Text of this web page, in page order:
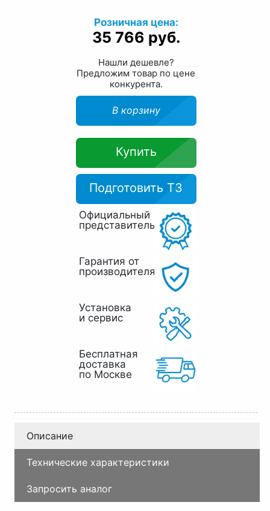
Розничная цена:
35 766 руб.
Нашли дешевле?
Предложим товар по цене
конкурента.
В корзину
Купить
Подготовить ТЗ
Официальный
представитель
Гарантия от
производителя
Установка
и сервис
Бесплатная
доставка
по Москве
Описание
Технические характеристики
Запросить аналог